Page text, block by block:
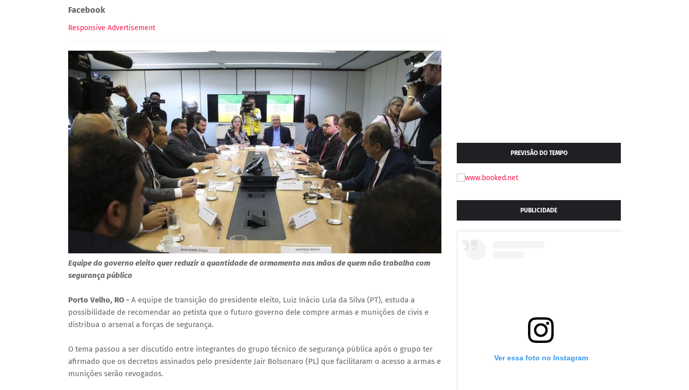
Facebook
Responsive Advertisement
Equipe do governo eleito quer reduzir a quantidade de armamento nas mãos de quem não trabalha com
segurança pública
Porto Velho, RO - A equipe de transição do presidente eleito, Luiz Inácio Lula da Silva (PT), estuda a
possibilidade de recomendar ao petista que o futuro governo dele compre armas e munições de civis e
distribua o arsenal a forças de segurança.
O tema passou a ser discutido entre integrantes do grupo técnico de segurança pública após o grupo ter
afirmado que os decretos assinados pelo presidente Jair Bolsonaro (PL) que facilitaram o acesso a armas e
munições serão revogados.
PREVISÃO DO TEMPO
PUBLICIDADE
Ver essa foto no Instagram